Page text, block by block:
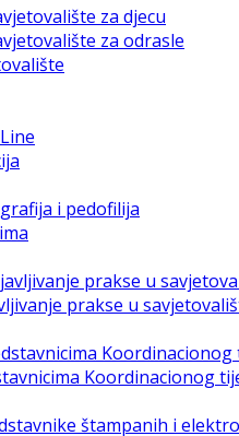
za djecu
za odrasle
i pedofilija
prakse u
Koordinacionog